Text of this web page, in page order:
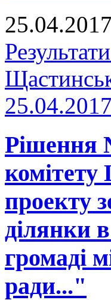
25.04.2017
Рішення
комітету
проекту
ділянки
громаді
ради..."